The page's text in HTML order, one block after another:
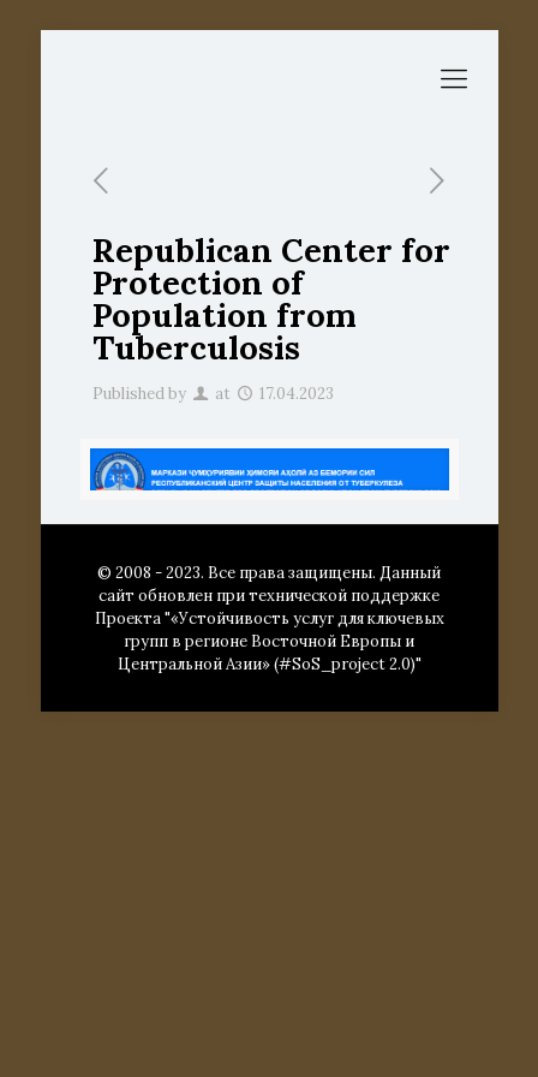
Republican Center for
Protection of
Population from
Tuberculosis
Published by at 17.04.2023
© 2008 - 2023. Все права защищены. Данный
сайт обновлен при технической поддержке
Проекта "«Устойчивость услуг для ключевых
групп в регионе Восточной Европы и
Центральной Азии» (#SoS_project 2.0)"